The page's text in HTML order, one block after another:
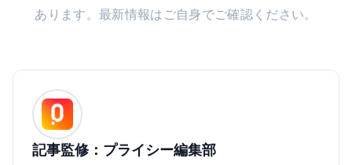
あります。最新情報はご自身でご確認ください。
記事監修：プライシー編集部